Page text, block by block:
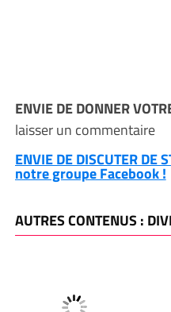
ENVIE DE DONNER
laisser un commentaire
ENVIE DE DISCUTER DE
notre groupe Facebook !
AUTRES CONTENUS :